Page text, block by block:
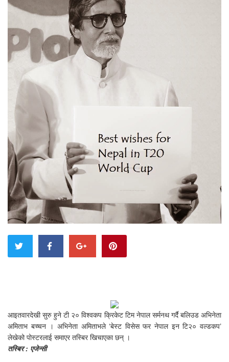
आइतवारदेखी सुरु हुने टी २० विश्वकप क्रिकेट टिम नेपाल सर्मनथ गर्दै बलिउड अभिनेता
अमिताभ बच्चन । अभिनेता अमिताभले ‘बेस्ट विसेस फर नेपाल इन टि२० वल्डकप’
लेखेको पोस्टरलाई समाएर तस्बिर खिचाएका छन् ।
तस्बिर : एजेन्सी